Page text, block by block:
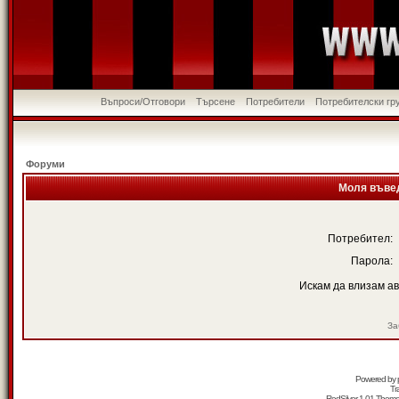
Въпроси/Отговори Търсене Потребители Потребителски
Форуми
Моля
Потребител:
Парола:
Искам да влизам
Powered by